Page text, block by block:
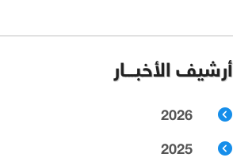
أرشيف الأخبـــار
2026
2025